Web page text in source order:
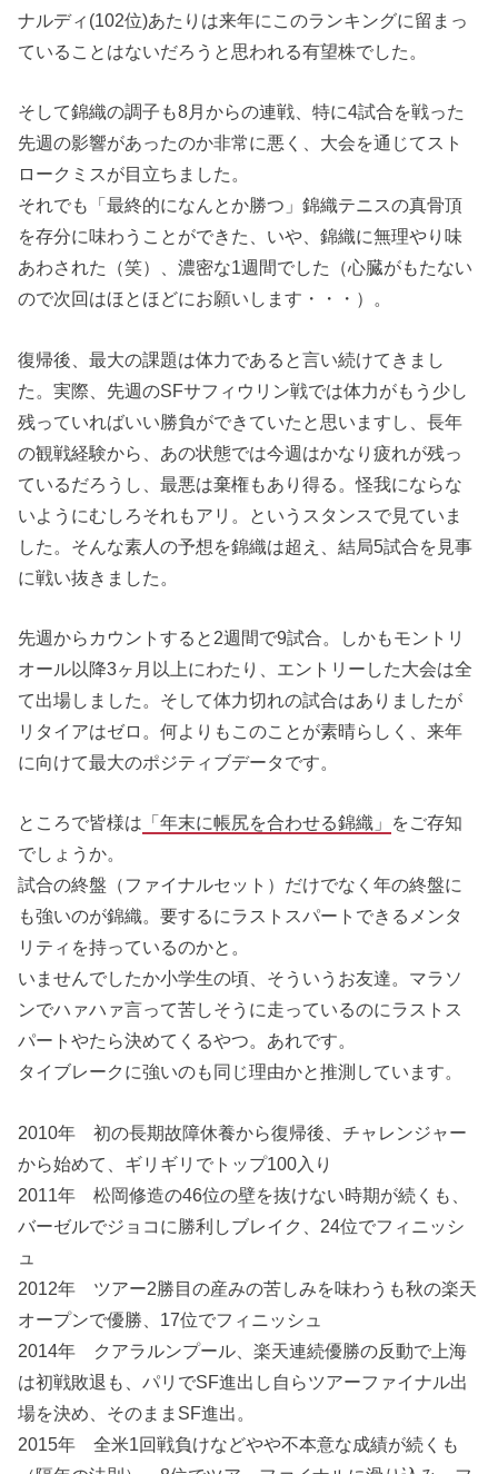
ナルディ(102位)あたりは来年にこのランキングに留まっ
ていることはないだろうと思われる有望株でした。
そして錦織の調子も8月からの連戦、特に4試合を戦った
先週の影響があったのか非常に悪く、大会を通じてスト
ロークミスが目立ちました。
それでも「最終的になんとか勝つ」錦織テニスの真骨頂
を存分に味わうことができた、いや、錦織に無理やり味
あわされた（笑）、濃密な1週間でした（心臓がもたない
ので次回はほとほどにお願いします・・・）。
復帰後、最大の課題は体力であると言い続けてきまし
た。実際、先週のSFサフィウリン戦では体力がもう少し
残っていればいい勝負ができていたと思いますし、長年
の観戦経験から、あの状態では今週はかなり疲れが残っ
ているだろうし、最悪は棄権もあり得る。怪我にならな
いようにむしろそれもアリ。というスタンスで見ていま
した。そんな素人の予想を錦織は超え、結局5試合を見事
に戦い抜きました。
先週からカウントすると2週間で9試合。しかもモントリ
オール以降3ヶ月以上にわたり、エントリーした大会は全
て出場しました。そして体力切れの試合はありましたが
リタイアはゼロ。何よりもこのことが素晴らしく、来年
に向けて最大のポジティブデータです。
ところで皆様は 「年末に帳尻を合わせる錦織」 をご存知
でしょうか。
試合の終盤（ファイナルセット）だけでなく年の終盤に
も強いのが錦織。要するにラストスパートできるメンタ
リティを持っているのかと。
いませんでしたか小学生の頃、そういうお友達。マラソ
ンでハァハァ言って苦しそうに走っているのにラストス
パートやたら決めてくるやつ。あれです。
タイブレークに強いのも同じ理由かと推測しています。
2010年 初の長期故障休養から復帰後、チャレンジャー
から始めて、ギリギリでトップ100入り
2011年 松岡修造の46位の壁を抜けない時期が続くも、
バーゼルでジョコに勝利しブレイク、24位でフィニッシ
ュ
2012年 ツアー2勝目の産みの苦しみを味わうも秋の楽天
オープンで優勝、17位でフィニッシュ
2014年 クアラルンプール、楽天連続優勝の反動で上海
は初戦敗退も、パリでSF進出し自らツアーファイナル出
場を決め、そのままSF進出。
2015年 全米1回戦負けなどやや不本意な成績が続くも